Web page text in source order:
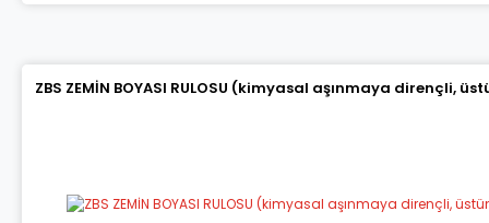
ZBS ZEMİN BOYASI RULOSU (kimyasal aşınmaya dirençli,